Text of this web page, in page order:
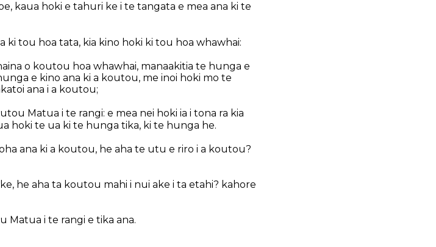
kaua hoki e tahuri ke i te tangata e mea ana ki te
ki tou hoa tata, kia kino hoki ki tou hoa whawhai:
o koutou hoa whawhai, manaakitia te hunga e
e kino ana ki a koutou, me inoi hoki mo te
ana i a koutou;
Matua i te rangi: e mea nei hoki ia i tona ra kia
hoki te ua ki te hunga tika, ki te hunga he.
ana ki a koutou, he aha te utu e riro i a koutou?
he aha ta koutou mahi i nui ake i ta etahi? kahore
Matua i te rangi e tika ana.